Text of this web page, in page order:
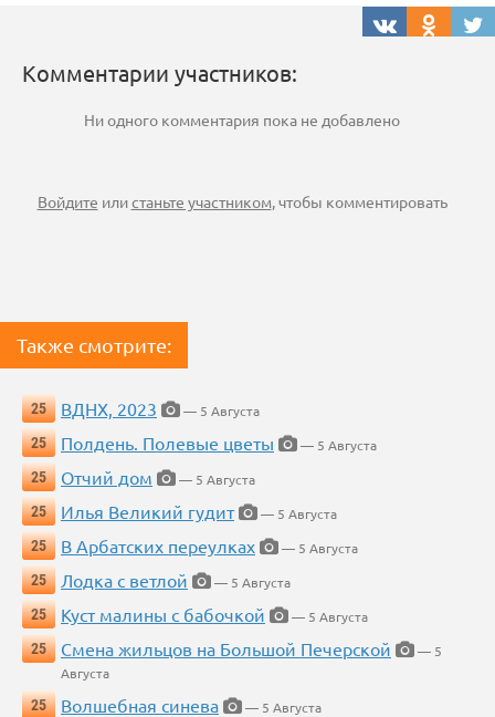
Комментарии участников:
Ни одного комментария пока не добавлено
Войдите илистаньте участником, чтобы комментировать
Также смотрите:
25 ВДНХ, 2023
— 5 Августа
25
Полдень. Полевые цветы
— 5 Августа
25
Отчий дом
— 5 Августа
25
Илья Великий гудит
— 5 Августа
25
В Арбатских переулках
— 5 Августа
25
Лодка с ветлой
— 5 Августа
25
Куст малины с бабочкой
— 5 Августа
25
Смена жильцов на Большой Печерской
— 5
Августа
25
Волшебная синева
— 5 Августа